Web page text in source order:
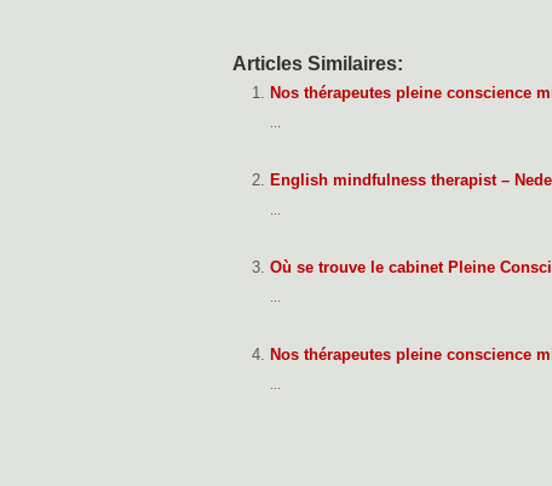
Articles Similaires:
Nos thérapeutes pleine conscience
English mindfulness therapist –
Où se trouve le cabinet Pleine
Nos thérapeutes pleine conscience